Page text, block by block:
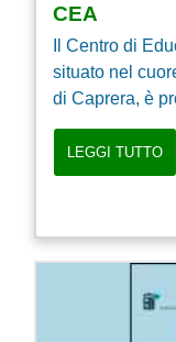
CEA
Il Centro di
situato nel
di Caprera, è
LEGGI TUTTO